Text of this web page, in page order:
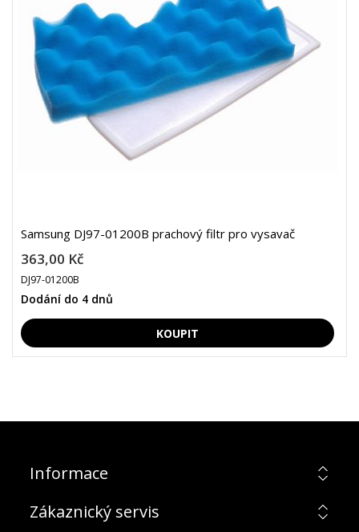
Samsung DJ97-01200B prachový filtr pro vysavač
363,00 Kč
DJ97-01200B
Dodání do 4 dnů
Informace
Zákaznický servis